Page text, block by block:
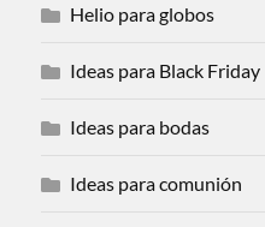
Helio para globos
Ideas para Black Friday
Ideas para bodas
Ideas para comunión